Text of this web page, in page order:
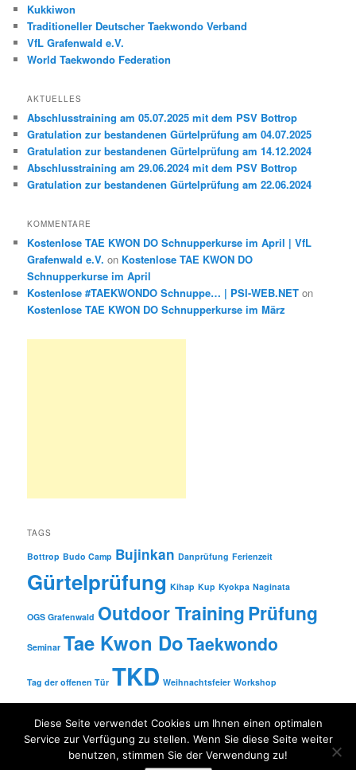
h
Kukkiwon
Traditioneller Deutscher Taekwondo Verband
VfL Grafenwald e.V.
World Taekwondo Federation
AKTUELLES
Abschlusstraining am 05.07.2025 mit dem PSV Bottrop
Gratulation zur bestandenen Gürtelprüfung am 04.07.2025
Gratulation zur bestandenen Gürtelprüfung am 14.12.2024
Abschlusstraining am 29.06.2024 mit dem PSV Bottrop
Gratulation zur bestandenen Gürtelprüfung am 22.06.2024
KOMMENTARE
Kostenlose TAE KWON DO Schnupperkurse im April | VfL
Grafenwald e.V. on Kostenlose TAE KWON DO
Schnupperkurse im April
Kostenlose #TAEKWONDO Schnuppe… | PSI-WEB.NET on
Kostenlose TAE KWON DO Schnupperkurse im März
TAGS
Bottrop Budo Camp Bujinkan Danprüfung Ferienzeit
Gürtelprüfung Kihap Kup Kyokpa Naginata
OGS Grafenwald Outdoor TrainingPrüfung
Seminar Tae Kwon DoTaekwondo
Tag der offenen Tür TKD Weihnachtsfeier Workshop
Proudly powered by WordPress
Diese Seite verwendet Cookies um Ihnen einen optimalen
Service zur Verfügung zu stellen. Wenn Sie diese Seite weiter
benutzen, stimmen Sie der Verwendung zu!